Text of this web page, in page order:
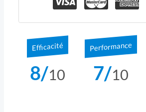
Efficacité
8/10
Performance
7/10